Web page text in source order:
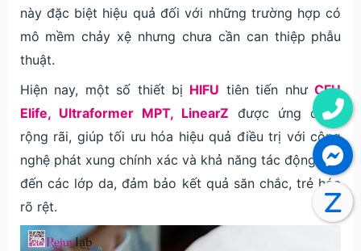
này đặc biệt hiệu quả đối với những trường hợp có
mô mềm chảy xệ nhưng chưa cần can thiệp phẫu
thuật.
Hiện nay, một số thiết bị HIFU tiên tiến nhưCFU
Elife, Ultraformer MPT, LinearZ được ứng dụng
rộng rãi, giúp tối ưu hóa hiệu quả điều trị với công
nghệ phát xung chính xác và khả năng tác động sâu
đến các lớp da, đảm bảo kết quả săn chắc, trẻ hóa
rõ rệt.